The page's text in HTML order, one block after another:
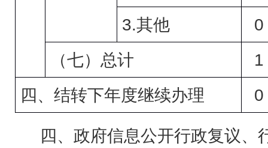
3.其他
0
（七）总计
1
四、结转下年度继续办理
0
四、政府信息公开行政复议、